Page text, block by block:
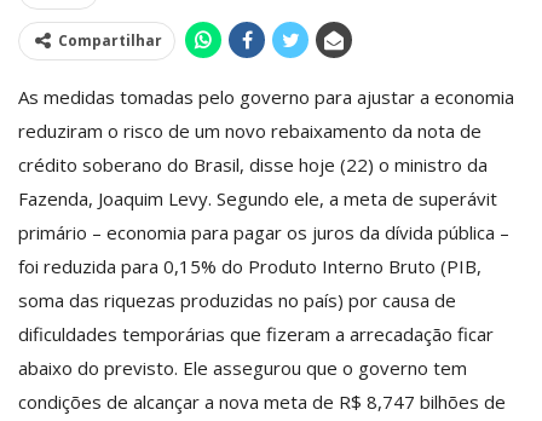
Compartilhar
As medidas tomadas pelo governo para ajustar a economia
reduziram o risco de um novo rebaixamento da nota de
crédito soberano do Brasil, disse hoje (22) o ministro da
Fazenda, Joaquim Levy. Segundo ele, a meta de superávit
primário – economia para pagar os juros da dívida pública –
foi reduzida para 0,15% do Produto Interno Bruto (PIB,
soma das riquezas produzidas no país) por causa de
dificuldades temporárias que fizeram a arrecadação ficar
abaixo do previsto. Ele assegurou que o governo tem
condições de alcançar a nova meta de R$ 8,747 bilhões de